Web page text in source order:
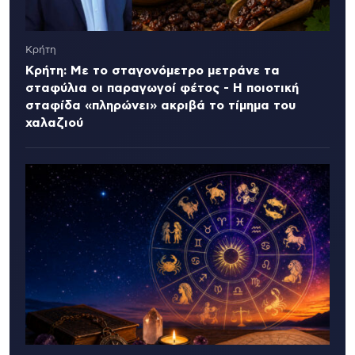
Κρήτη
Κρήτη: Με το σταγονόμετρο μετράνε τα
σταφύλια οι παραγωγοί φέτος - Η ποιοτική
σταφίδα «πληρώνει» ακριβά το τίμημα του
χαλαζιού